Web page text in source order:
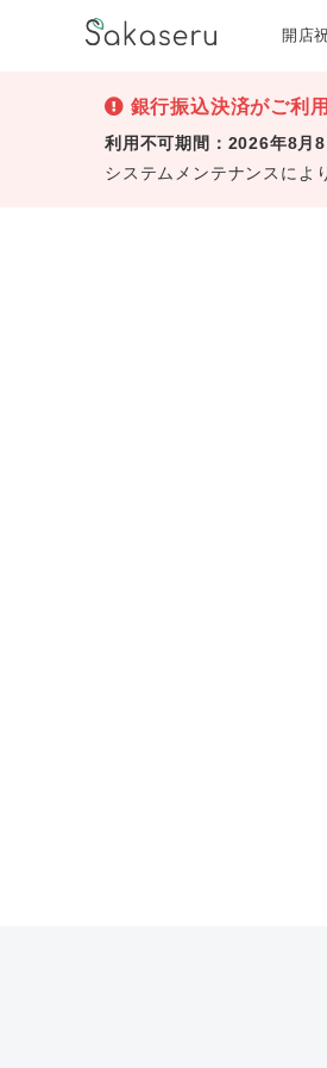
開店
銀行振込決済がご利
利用不可期間：2026年8
システムメンテナンスによ